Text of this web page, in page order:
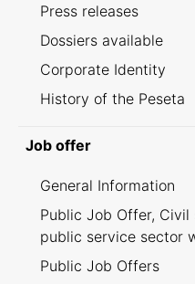
Press releases
Dossiers available
Corporate Identity
History of the Peseta
Job offer
General Information
Public Job Offer,
public service sector
Public Job Offers